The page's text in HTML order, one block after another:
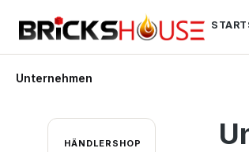
Zur Hauptnavigation
Unternehmen
HÄNDLERSHOP